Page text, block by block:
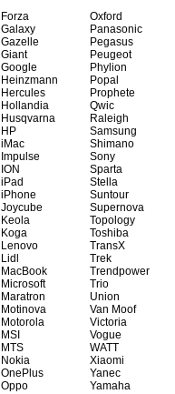
Forza
Galaxy
Gazelle
Giant
Google
Heinzmann
Hercules
Hollandia
Husqvarna
HP
iMac
Impulse
ION
iPad
iPhone
Joycube
Keola
Koga
Lenovo
Lidl
MacBook
Microsoft
Maratron
Motinova
Motorola
MSI
MTS
Nokia
OnePlus
Oppo
Oxford
Panasonic
Pegasus
Peugeot
Phylion
Popal
Prophete
Qwic
Raleigh
Samsung
Shimano
Sony
Sparta
Stella
Suntour
Supernova
Topology
Toshiba
TransX
Trek
Trendpower
Trio
Union
Van Moof
Victoria
Vogue
WATT
Xiaomi
Yanec
Yamaha